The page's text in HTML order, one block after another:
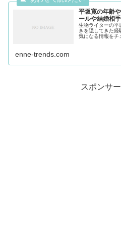
平坂寛の年齢
ールや結婚相
生物ライターの平
きを隠してきた経
気になる情報をチ
enne-trends.com
スポンサ